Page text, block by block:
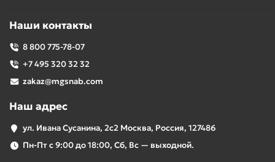
Наши контакты
8 800 775-78-07
+7 495 320 32 32
zakaz@mgsnab.com
Наш адрес
ул. Ивана Сусанина, 2с2 Москва, Россия, 127486
Пн-Пт с 9:00 до 18:00, Сб, Вс — выходной.